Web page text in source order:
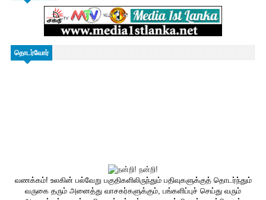
தொடர்வோர்
வணக்கம்! உலகின் பல்வேறு பகுதிகளிலிருந்தும் பதிவுகளுக்குத் தொடர்ந்தும்
வருகை தரும் அனைத்து வாசகர்களுக்கும், பங்களிப்புச் செய்து வரும்